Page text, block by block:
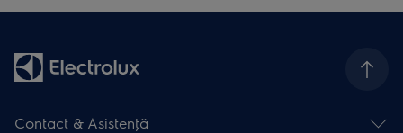
Contact & Asistenţă